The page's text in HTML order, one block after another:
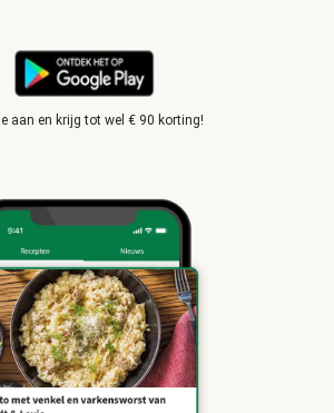
aan en krijg tot wel € 90 korting!